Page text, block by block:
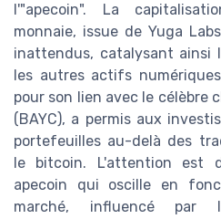
l'"apecoin". La
monnaie, issue de Yuga
inattendus, catalysant ainsi
les autres actifs
pour son lien avec le célèbre
(BAYC), a permis aux
portefeuilles au-delà des
le bitcoin. L'attention est
apecoin qui oscille en
marché, influencé par